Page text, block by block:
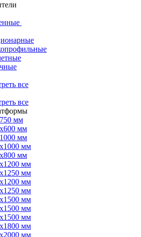
все
все
мм
мм
мм
мм
мм
мм
мм
мм
мм
мм
мм
мм
мм
мм